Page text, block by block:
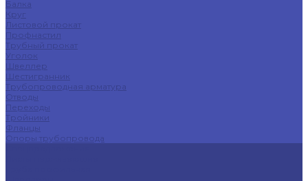
Балка
Круг
Листовой прокат
Профнастил
Трубный прокат
Уголок
Швеллер
Шестигранник
Трубопроводная арматура
Отводы
Переходы
Тройники
Фланцы
Опоры трубопровода